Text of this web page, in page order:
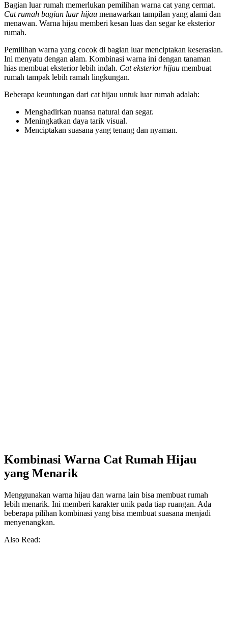
Bagian luar rumah memerlukan pemilihan warna cat yang cermat.
Cat rumah bagian luar hijau menawarkan tampilan yang alami dan
menawan. Warna hijau memberi kesan luas dan segar ke eksterior
rumah.
Pemilihan warna yang cocok di bagian luar menciptakan keserasian.
Ini menyatu dengan alam. Kombinasi warna ini dengan tanaman
hias membuat eksterior lebih indah. Cat eksterior hijau membuat
rumah tampak lebih ramah lingkungan.
Beberapa keuntungan dari cat hijau untuk luar rumah adalah:
Menghadirkan nuansa natural dan segar.
Meningkatkan daya tarik visual.
Menciptakan suasana yang tenang dan nyaman.
Kombinasi Warna Cat Rumah Hijau
yang Menarik
Menggunakan warna hijau dan warna lain bisa membuat rumah
lebih menarik. Ini memberi karakter unik pada tiap ruangan. Ada
beberapa pilihan kombinasi yang bisa membuat suasana menjadi
menyenangkan.
Also Read: